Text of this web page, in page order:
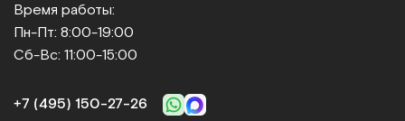
Время работы:
Пн-Пт: 8:00-19:00
Сб-Вс: 11:00-15:00
+7 (495) 150‑27‑26